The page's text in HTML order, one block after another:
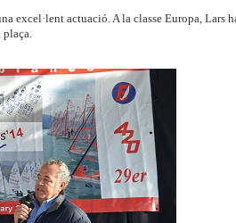
excel·lent actuació. A la classe Europa, Lars
plaça.